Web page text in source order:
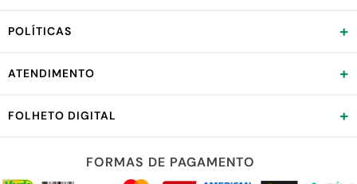
POLÍTICAS +
ATENDIMENTO +
FOLHETO DIGITAL +
FORMAS DE PAGAMENTO